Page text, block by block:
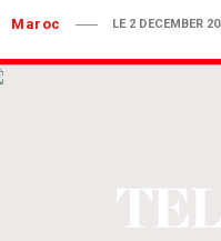
Maroc LE 2 DECEMBER